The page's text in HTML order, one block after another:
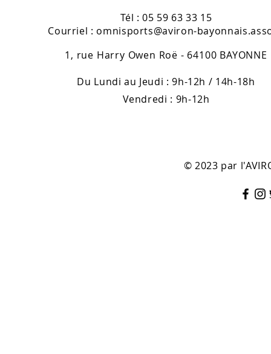
Tél : 05 59 63 33 15
Courriel : omnisports@aviron-
1, rue Harry Owen Roë - 64100 BAYONNE
Du Lundi au Jeudi : 9h-12h / 14h-18h
Vendredi : 9h-12h
© 2023 par